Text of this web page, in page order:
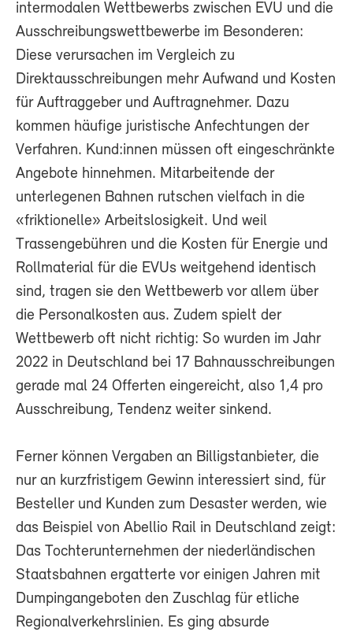
intermodalen Wettbewerbs zwischen EVU und die
Ausschreibungswettbewerbe im Besonderen:
Diese verursachen im Vergleich zu
Direktausschreibungen mehr Aufwand und Kosten
für Auftraggeber und Auftragnehmer. Dazu
kommen häufige juristische Anfechtungen der
Verfahren. Kund:innen müssen oft eingeschränkte
Angebote hinnehmen. Mitarbeitende der
unterlegenen Bahnen rutschen vielfach in die
«friktionelle» Arbeitslosigkeit. Und weil
Trassengebühren und die Kosten für Energie und
Rollmaterial für die EVUs weitgehend identisch
sind, tragen sie den Wettbewerb vor allem über
die Personalkosten aus. Zudem spielt der
Wettbewerb oft nicht richtig: So wurden im Jahr
2022 in Deutschland bei 17 Bahnausschreibungen
gerade mal 24 Offerten eingereicht, also 1,4 pro
Ausschreibung, Tendenz weiter sinkend.
Ferner können Vergaben an Billigstanbieter, die
nur an kurzfristigem Gewinn interessiert sind, für
Besteller und Kunden zum Desaster werden, wie
das Beispiel von Abellio Rail in Deutschland zeigt:
Das Tochterunternehmen der niederländischen
Staatsbahnen ergatterte vor einigen Jahren mit
Dumpingangeboten den Zuschlag für etliche
Regionalverkehrslinien. Es ging absurde